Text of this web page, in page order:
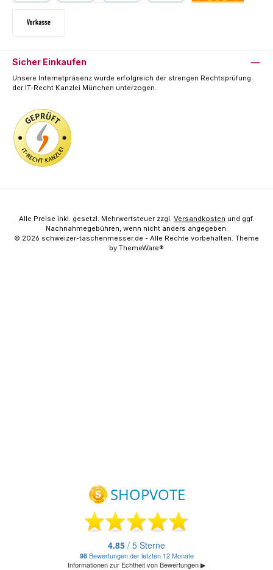
Sicher Einkaufen
Unsere Internetpräsenz wurde erfolgreich der strengen Rechtsprüfung
der IT-Recht Kanzlei München unterzogen.
Alle Preise inkl. gesetzl. Mehrwertsteuer zzgl. Versandkosten und ggf.
Nachnahmegebühren, wenn nicht anders angegeben.
© 2026 schweizer-taschenmesser.de - Alle Rechte vorbehalten. Theme
by ThemeWare®